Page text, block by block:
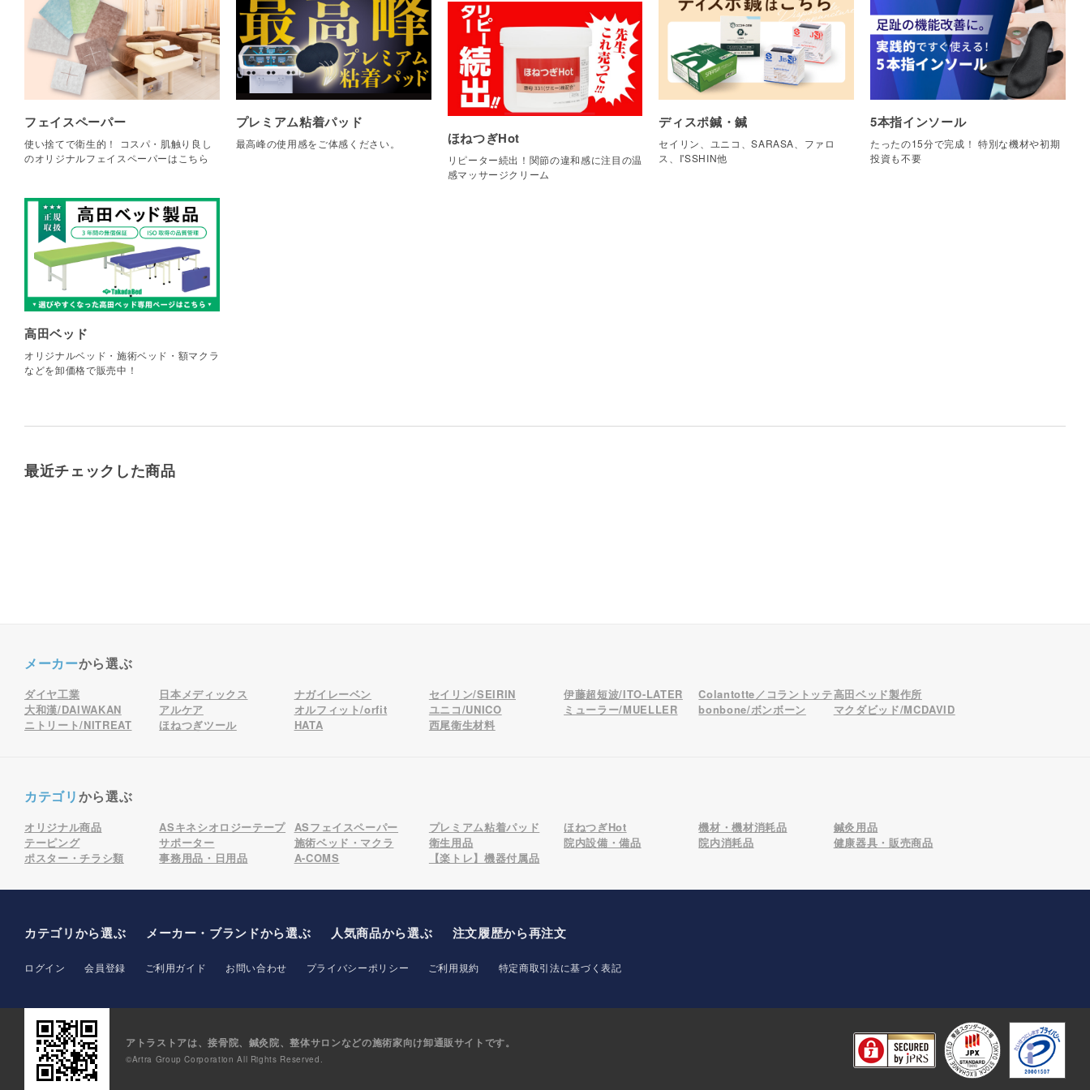
フェイスペーパー
使い捨てで衛生的！ コスパ・肌触り良し
のオリジナルフェイスペーパーはこちら
プレミアム粘着パッド
最高峰の使用感をご体感ください。 ほねつぎHot
リピーター続出！関節の違和感に注目の温
感マッサージクリーム
ディスポ鍼・鍼
セイリン、ユニコ、SARASA、ファロ
ス、I'SSHIN他
5本指インソール
たったの15分で完成！ 特別な機材や初期
投資も不要
高田ベッド
オリジナルベッド・施術ベッド・額マクラ
などを卸価格で販売中！
最近チェックした商品
メーカーから選ぶ
ダイヤ工業 日本メディックス ナガイレーベン セイリン/SEIRIN 伊藤超短波/ITO-LATER Colantotte／コラントッテ高田ベッド製作所
大和漢/DAIWAKAN
アルケア オルフィット/orfit ユニコ/UNICO ミューラー/MUELLER bonbone/ボンボーン
マクダビッド/MCDAVID
ニトリート/NITREAT
ほねつぎツール HATA 西尾衛生材料
カテゴリから選ぶ
オリジナル商品 ASキネシオロジーテープ ASフェイスペーパー プレミアム粘着パッド ほねつぎHot 機材・機材消耗品
鍼灸用品
テーピング
サポーター 施術ベッド・マクラ 衛生用品 院内設備・備品 院内消耗品
健康器具・販売商品
ポスター・チラシ類
事務用品・日用品 A-COMS 【楽トレ】機器付属品
カテゴリから選ぶ メーカー ・ブランドから選ぶ 人気商品から選ぶ 注文履歴から再注文
ログイン 会員登録 ご利用ガイド お問い合わせ プライバシーポリシー ご利用規約 特定商取引法に基づく表記
アトラストアは、接骨院、鍼灸院、整体サロンなどの施術家向け卸通販サイトです。
©Artra Group Corporation All Rights Reserved.